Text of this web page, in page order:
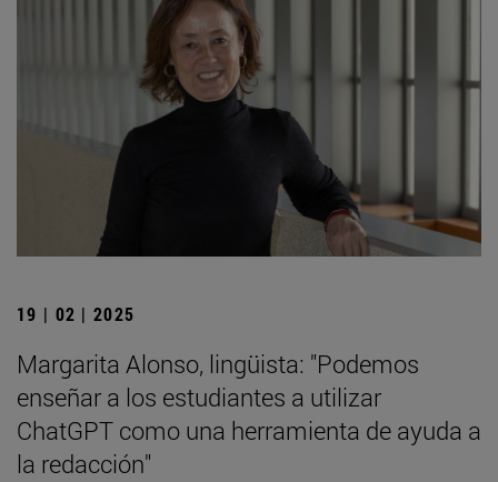
19 | 02 | 2025
Margarita Alonso, lingüista: "Podemos
enseñar a los estudiantes a utilizar
ChatGPT como una herramienta de ayuda a
la redacción"